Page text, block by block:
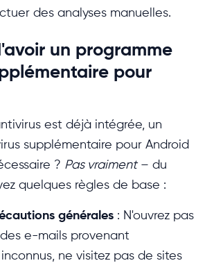
des analyses manuelles.
un programme
pour
est déjà intégrée, un
supplémentaire pour Android
? Pas vraiment– du
quelques règles de base :
générales : N'ouvrez pas
e-mails provenant
ne visitez pas de sites